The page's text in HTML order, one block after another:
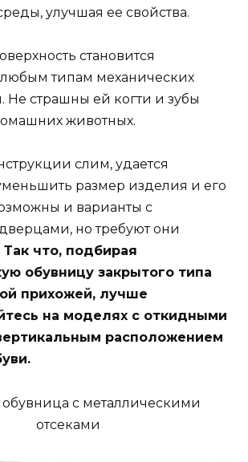
улучшая ее свойства.
становится
типам механических
страшны ей когти и зубы
животных.
слим, удается
размер изделия и его
и варианты с
но требуют они
Так что, подбирая
обувницу закрытого типа
прихожей, лучше
на моделях с откидными
расположением
обувница с металлическими
отсеками